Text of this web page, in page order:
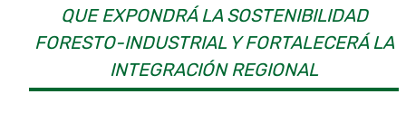
QUE EXPONDRÁ LA SOSTENIBILIDAD
FORESTO-INDUSTRIAL Y FORTALECERÁ LA
INTEGRACIÓN REGIONAL